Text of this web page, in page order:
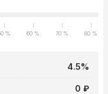
% 60 % 70 % 80 %
4.5%
0 ₽